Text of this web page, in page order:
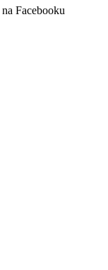
Facebooku